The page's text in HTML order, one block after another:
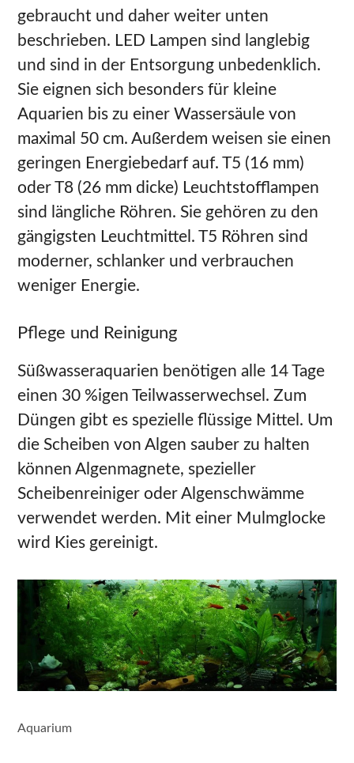
gebraucht und daher weiter unten
beschrieben. LED Lampen sind langlebig
und sind in der Entsorgung unbedenklich.
Sie eignen sich besonders für kleine
Aquarien bis zu einer Wassersäule von
maximal 50 cm. Außerdem weisen sie einen
geringen Energiebedarf auf. T5 (16 mm)
oder T8 (26 mm dicke) Leuchtstofflampen
sind längliche Röhren. Sie gehören zu den
gängigsten Leuchtmittel. T5 Röhren sind
moderner, schlanker und verbrauchen
weniger Energie.
Pflege und Reinigung
Süßwasseraquarien benötigen alle 14 Tage
einen 30 %igen Teilwasserwechsel. Zum
Düngen gibt es spezielle flüssige Mittel. Um
die Scheiben von Algen sauber zu halten
können Algenmagnete, spezieller
Scheibenreiniger oder Algenschwämme
verwendet werden. Mit einer Mulmglocke
wird Kies gereinigt.
Aquarium